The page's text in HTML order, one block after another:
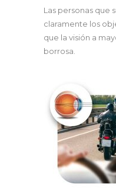
Las personas que
claramente los
que la visión a
borrosa.